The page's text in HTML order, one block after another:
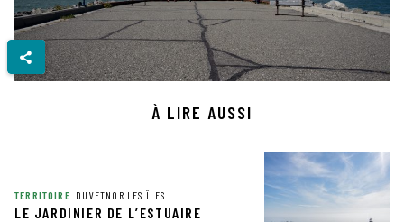
À LIRE AUSSI
TERRITOIRE DUVETNOR LES ÎLES
LE JARDINIER DE L’ESTUAIRE